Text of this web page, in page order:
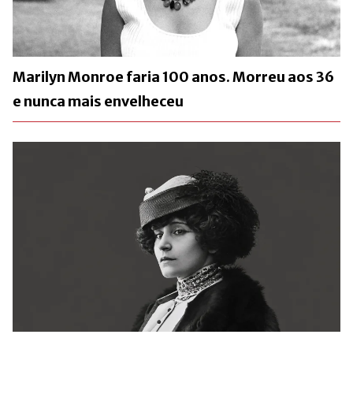
Marilyn Monroe faria 100 anos. Morreu aos 36
e nunca mais envelheceu